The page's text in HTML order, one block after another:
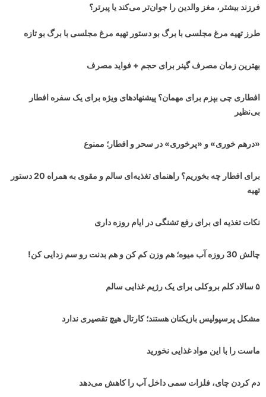
فرزند بیشتر، مغز والدین را جوان‌تر می‌کند یا پیرتر؟
طرز تهیه مرغ مجلسی با برگ بو دستور تهیه مرغ مجلسی با برگ بو تازه
بهترین زمان مصرف گینر برای حجم + فواید مصرف
افطاری چی بپزم برای مهمان؟ پیشنهادهای ویژه برای یک سفره افطار
بی‌نظیر
«درهم خوری» و «پرخوری» در سحر و افطار؛ ممنوع
برای افطار چه بخوریم؟ راهنمای تغذیه‌ای سالم و مقوی به همراه 20 دستور
تهیه
نکات تغذیه ای برای رفع تشنگی در ایام روزه داری
چالش 30 روزه آب میوه؛ هم وزن کم کن و هم بدنت رو سم زدایی کن!
۵ سالاد کلم بروکلی برای یک رژیم غذایی سالم
مشکل پرسپولیس بازیکنان هستند؛ کارتال هیچ تقصیری ندارد
ماست را با این مواد غذایی نخورید
دم کردن چای، فلزات سمی داخل آب را کاهش می‌دهد